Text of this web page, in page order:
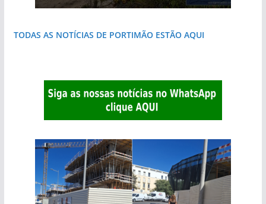
TODAS AS NOTÍCIAS DE PORTIMÃO ESTÃO AQUI